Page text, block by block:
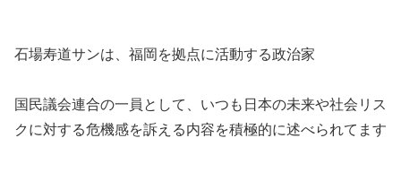
石場寿道サンは、福岡を拠点に活動する政治家
国民議会連合の一員として、いつも日本の未来や社会リス
クに対する危機感を訴える内容を積極的に述べられてます